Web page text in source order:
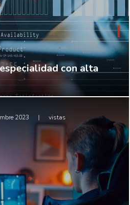
con alta
2023 | vistas